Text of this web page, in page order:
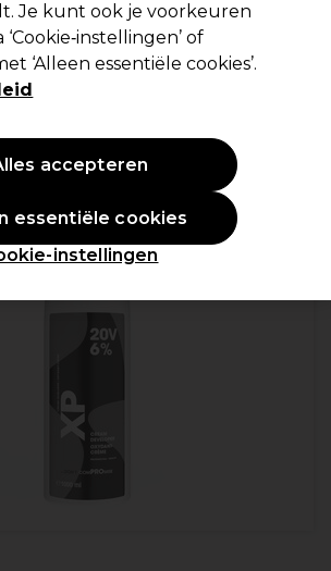
20 Vol 1L
Je kunt ook je voorkeuren
of
‘Alleen essentiële cookies’.
instellingen
essentiële cookies
accepteren